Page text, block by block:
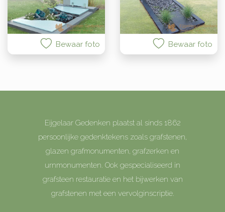
Bewaar foto Bewaar foto
Eijgelaar Gedenken plaatst al sinds 1862
persoonlijke gedenktekens zoals grafstenen,
glazen grafmonumenten, grafzerken en
urnmonumenten. Ook gespecialiseerd in
grafsteen restauratie en het bijwerken van
grafstenen met een vervolginscriptie.